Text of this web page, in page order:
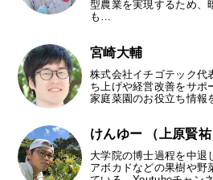
型農業を実現するため、
も…
宮崎大輔
株式会社イチゴテック代
ち上げや経営改善をサポ
家庭菜園のお役立ち情報
けんゆー （上原賢祐
大学院の博士過程を中退
アボカドなどの果樹や野